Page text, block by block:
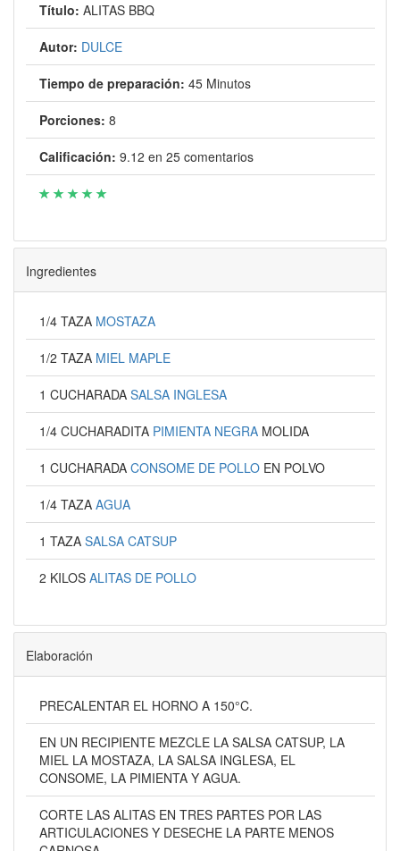
Título: ALITAS BBQ
Autor: DULCE
Tiempo de preparación: 45 Minutos
Porciones: 8
Calificación: 9.12 en 25comentarios
Ingredientes
1/4 TAZA MOSTAZA
1/2 TAZA MIEL MAPLE
1 CUCHARADA SALSA INGLESA
1/4 CUCHARADITA PIMIENTA NEGRA MOLIDA
1 CUCHARADA CONSOME DE POLLO EN POLVO
1/4 TAZA AGUA
1 TAZA SALSA CATSUP
2 KILOS ALITAS DE POLLO
Elaboración
PRECALENTAR EL HORNO A 150°C.
EN UN RECIPIENTE MEZCLE LA SALSA CATSUP, LA
MIEL LA MOSTAZA, LA SALSA INGLESA, EL
CONSOME, LA PIMIENTA Y AGUA.
CORTE LAS ALITAS EN TRES PARTES POR LAS
ARTICULACIONES Y DESECHE LA PARTE MENOS